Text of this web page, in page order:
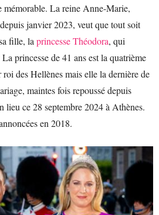
mémorable. La reine Anne-Marie,
janvier 2023, veut que tout soit
fille, la princesse Théodora, qui
princesse de 41 ans est la quatrième
des Hellènes mais elle la dernière de
maintes fois repoussé depuis
lieu ce 28 septembre 2024 à Athènes.
en 2018.